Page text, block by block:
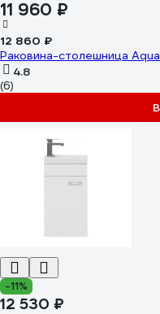
11 960 ₽
12 860 ₽
Раковина-столешница
4.8
(6)
-11%
12 530 ₽